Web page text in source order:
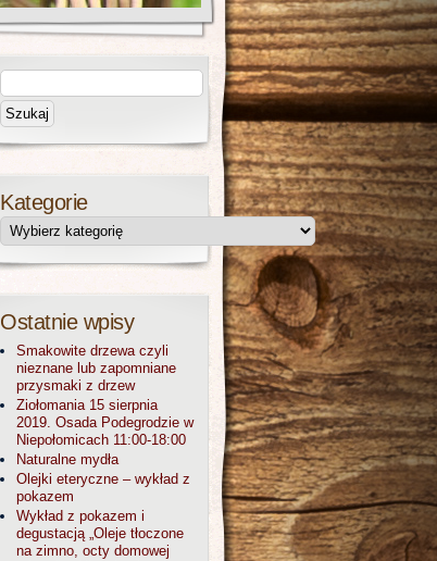
Kategorie
Ostatnie wpisy
Smakowite drzewa czyli
nieznane lub zapomniane
przysmaki z drzew
Ziołomania 15 sierpnia
2019. Osada Podegrodzie w
Niepołomicach 11:00-18:00
Naturalne mydła
Olejki eteryczne – wykład z
pokazem
Wykład z pokazem i
degustacją „Oleje tłoczone
na zimno, octy domowej